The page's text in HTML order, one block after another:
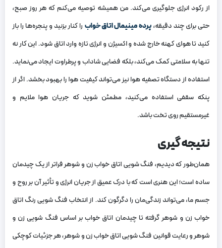
از رکود انرژی جلوگیری می‌کند. من همیشه توصیه می‌کنم که هر روز صبح،
حتی برای چند دقیقه،پرده مینیمال اتاق خواب را کنار بزنید و پنجره‌ها را باز
کنید تا هوای کهنه خارج شده و اکسیژن و انرژی تازه وارد اتاق شود. این کار نه
تنها به سلامتی کمک می‌کند، بلکه فضایی شاداب و پرطراوت ایجاد می‌نماید.
استفاده از دستگاه تصفیه هوا نیز می‌تواند کیفیت هوا را بهبود بخشد. اگر از
پنکه سقفی استفاده می‌کنید، مطمئن شوید که جریان هوا ملایم و
غیرمستقیم روی تخت باشد.
نتیجه‌ گیری
همان‌طور که دیدیم، فنگ شویی اتاق خواب زن و شوهر فراتر از یک چیدمان
ساده است؛ این هنری است که با درک عمیق از جریان انرژی و تأثیر آن بر روح و
جسم ما، می‌تواند زندگی‌مان را دگرگون کند. از انتخاب فنگ شویی رنگ اتاق
خواب زن و شوهر گرفته تا چیدمان اتاق خواب بر اساس فنگ شویی زن و
شوهر و رعایت قوانین فنگ شویی اتاق خواب زن و شوهر، هر جزئیات کوچکی